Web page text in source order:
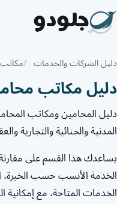
دليل الشركات والخدمات
دليل مكاتب
دليل المحامين ومكاتب
المدنية والجنائية والتجارية
يساعدك هذا القسم على
الخدمة الأنسب حسب الخبرة،
الخدمات المتاحة، مع